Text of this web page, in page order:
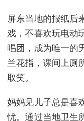
屏东当地的报纸后
戏，不喜欢玩电动
唱团，成为唯一的
兰花指，课间上厕
取笑。
妈妈见儿子总是喜
忧。通过当地卫生